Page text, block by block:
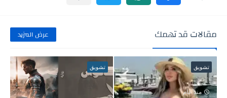
مقالات قد تهمك عرض المزيد
تشويق
منذ عام
تشويق